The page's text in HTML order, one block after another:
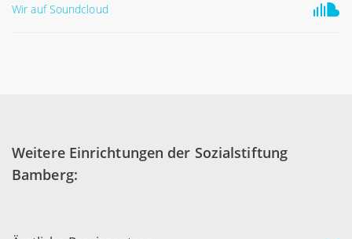
Wir auf Soundcloud
Weitere Einrichtungen der Sozialstiftung
Bamberg: